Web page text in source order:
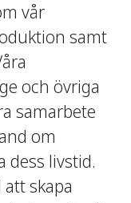
vår
samt
och övriga
samarbete
om
dess livstid.
skapa